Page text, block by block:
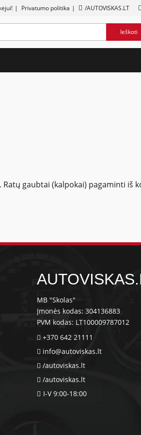
| Privatumo politika | /AUTOVISKAS.LT
Ieškoti
gaubtai (kalpokai) pagaminti iš
MB "Skolas"
Įmonės kodas: 304136883
PVM kodas: LT100009787012
+370 642 21111
info@autoviskas.lt
/autoviskas.lt
/autoviskas.lt
I-V 9:00-18:00